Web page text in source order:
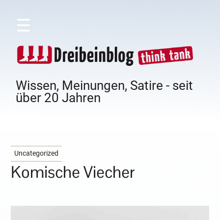
☰
Wissen, Meinungen, Satire - seit
über 20 Jahren
Uncategorized
Komische Viecher